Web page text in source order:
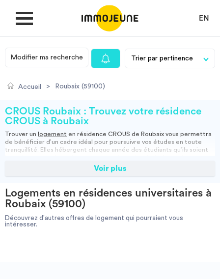
EN
MON COMPTE
Je cherche un logement
Villes
Investir
Modifier ma recherche
Accueil > Roubaix (59100)
CROUS Roubaix : Trouvez votre résidence
CROUS à Roubaix
Trouver un logement en résidence CROUS de Roubaix vous permettra
de bénéficier d’un cadre idéal pour poursuivre vos études en toute
tranquillité. Elles hébergent chaque année des étudiants qu’ils soient
N’attendez plus pour déposer votre dossier rapidement, les places
Vous vous installerez dans une chambre déjà toute équipée, dotée
d’un lit, d’un bureau et de nombreux espaces de rangement. Tous les
aides comme les APL à Roubaix. La vie dans lesrésidences
universitaires de Roubaix
Voir plus
Logements en résidences universitaires à
Roubaix (59100)
Découvrez d'autres offres de logement qui pourraient vous
intéresser.